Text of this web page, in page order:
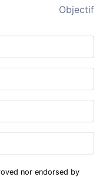
Objectif
nor endorsed by